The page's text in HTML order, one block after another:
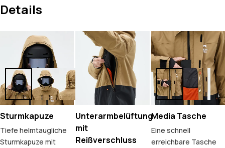
Details
Sturmkapuze
Tiefe helmtaugliche
Sturmkapuze mit
Unterarmbelüftung
mit
Reißverschluss
Media Tasche
Eine schnell
erreichbare Tasche